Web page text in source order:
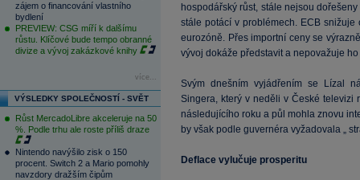
zájem o financování vlastního
bydlení
PREVIEW: CSG míří k dalšímu
růstu. Klíčové bude tempo obranné
divize a vývoj zakázkové knihy
více...
VÝSLEDKY SPOLEČNOSTÍ - SVĚT
Růst MercadoLibre akceleruje na 50
%. Podle trhu ale roste příliš draze
Nintendo navýšilo zisk o 150
procent. Switch 2 a Mario pomohly
navzdory dražším čipům
hospodářský růst, stále nejsou
stále potácí v problémech. ECB
eurozóně. Přes importní ceny se
vývoj dokáže představit a nepovažuje
Svým dnešním vyjádřením se Lízal
Singera, který v neděli v České televizi
následujícího roku a půl mohla znovu
by však podle guvernéra vyžadovala „
Deflace vylučuje prosperitu